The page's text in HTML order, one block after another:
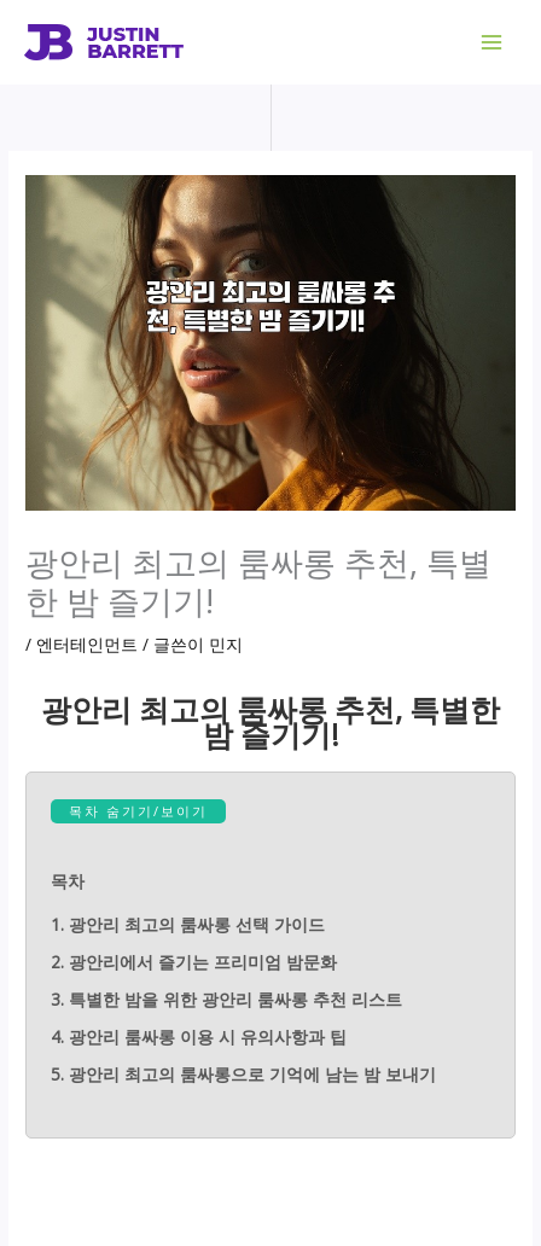
광안리 최고의 룸싸롱 추천, 특별
한 밤 즐기기!
/ 엔터테인먼트 / 글쓴이 민지
광안리 최고의 룸싸롱 추천, 특별한
밤 즐기기!
목차 숨기기/보이기
목차
1. 광안리 최고의 룸싸롱 선택 가이드
2. 광안리에서 즐기는 프리미엄 밤문화
3. 특별한 밤을 위한 광안리 룸싸롱 추천 리스트
4. 광안리 룸싸롱 이용 시 유의사항과 팁
5. 광안리 최고의 룸싸롱으로 기억에 남는 밤 보내기